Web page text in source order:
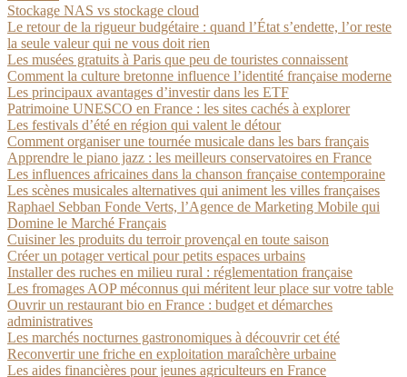
Stockage NAS vs stockage cloud
Le retour de la rigueur budgétaire : quand l’État s’endette, l’or reste
la seule valeur qui ne vous doit rien
Les musées gratuits à Paris que peu de touristes connaissent
Comment la culture bretonne influence l’identité française moderne
Les principaux avantages d’investir dans les ETF
Patrimoine UNESCO en France : les sites cachés à explorer
Les festivals d’été en région qui valent le détour
Comment organiser une tournée musicale dans les bars français
Apprendre le piano jazz : les meilleurs conservatoires en France
Les influences africaines dans la chanson française contemporaine
Les scènes musicales alternatives qui animent les villes françaises
Raphael Sebban Fonde Verts, l’Agence de Marketing Mobile qui
Domine le Marché Français
Cuisiner les produits du terroir provençal en toute saison
Créer un potager vertical pour petits espaces urbains
Installer des ruches en milieu rural : réglementation française
Les fromages AOP méconnus qui méritent leur place sur votre table
Ouvrir un restaurant bio en France : budget et démarches
administratives
Les marchés nocturnes gastronomiques à découvrir cet été
Reconvertir une friche en exploitation maraîchère urbaine
Les aides financières pour jeunes agriculteurs en France